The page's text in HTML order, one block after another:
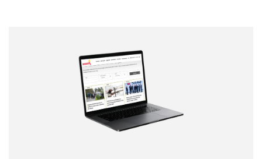
Correo electrónico
Tipo de comentario